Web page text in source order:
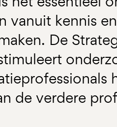
vanuit kennis
De
de verdere